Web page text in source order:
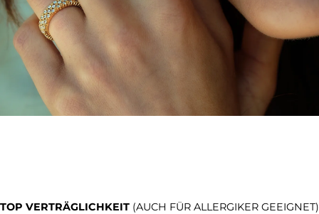
TOP VERTRÄGLICHKEIT (AUCH FÜR ALLERGIKER GEEIGNET)